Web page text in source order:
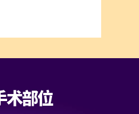
术部位